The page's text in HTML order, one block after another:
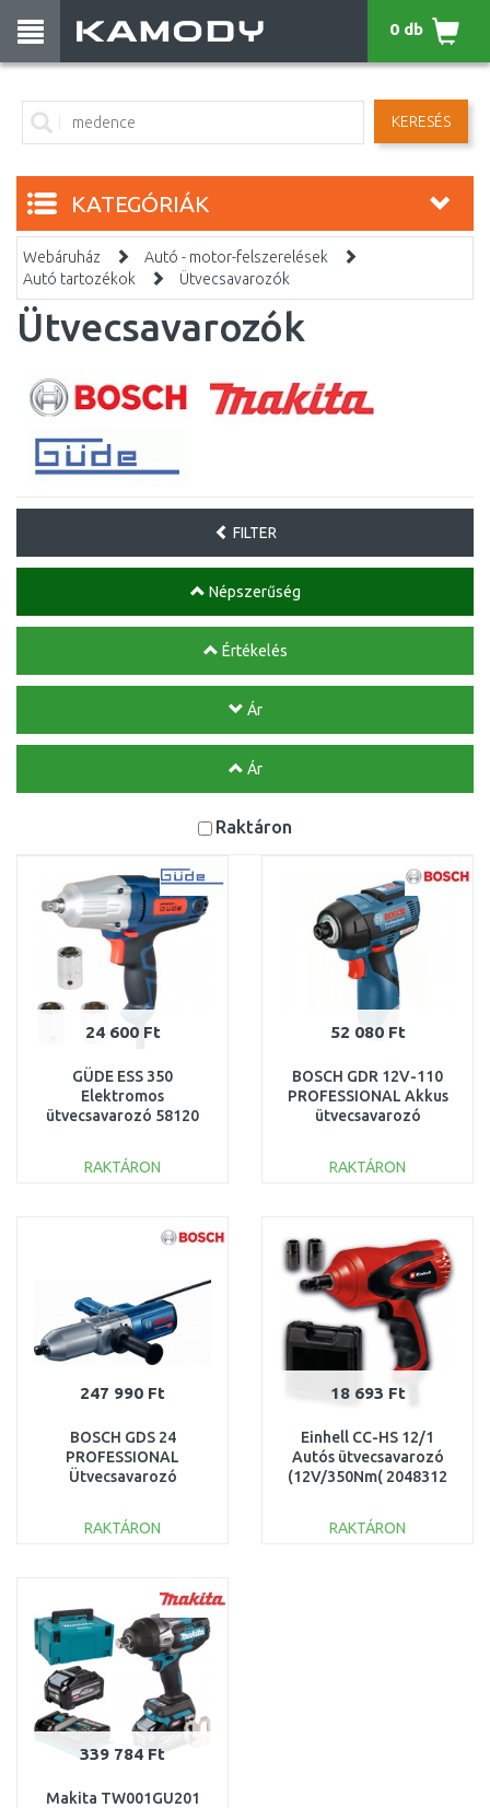
KERESÉS
0 db
KATEGÓRIÁK
Webáruház
Autó - motor-felszerelések
Autó tartozékok
Ütvecsavarozók
Ütvecsavarozók
FILTER
Népszerűség
Értékelés
Ár
Ár
Raktáron
24 600 Ft
GÜDE ESS 350
Elektromos
ütvecsavarozó 58120
RAKTÁRON
Összehasonlítás
52 080 Ft
BOSCH GDR 12V-110
PROFESSIONAL Akkus
ütvecsavarozó
nélkül) 06019E0002
RAKTÁRON
247 990 Ft
BOSCH GDS 24
PROFESSIONAL
Ütvecsavarozó
RAKTÁRON
Összehasonlítás
18 693 Ft
Einhell CC-HS 12/1
Autós ütvecsavarozó
(12V/350Nm( 2048312
RAKTÁRON
339 784 Ft
Makita TW001GU201